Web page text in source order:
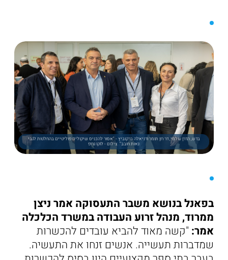
בדש, הדרן עולמי, דר רון תומר ודניאלה ברקוביץ - "אסור להכניס שיקולים פוליטיים בהחלטות לגבי
נאות חובב". צילום - לוקו גרופ
בפאנל בנושא משבר התעסוקה אמר ניצן
ממרוד, מנהל זרוע העבודה במשרד הכלכלה
אמר: "קשה מאוד להביא עובדים להכשרות
שמדברות תעשייה. אנשים זנחו את התעשיה.